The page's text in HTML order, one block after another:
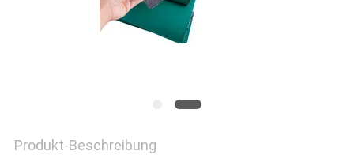
Produkt-Beschreibung